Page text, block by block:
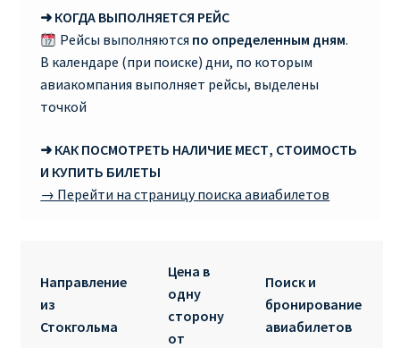
Ryanair Польша
RYANAIR ПОРТУГАЛИЯ
RYANAIR ПОСАДОЧНЫЙ ТАЛОН – BOARDING PASS
Ryanair Россия
RYANAIR ТЕЛЬ-АВИВ, ЭЙЛАТ, ИЗРАИЛЬ
Ryanair Україна из Киева, Одессы, Львова, Харькова,
➜ КОГДА ВЫПОЛНЯЕТСЯ РЕЙС
Рейсы выполняются по определенным дням.
В календаре (при поиске) дни, по которым
авиакомпания выполняет рейсы, выделены
точкой
➜ КАК ПОСМОТРЕТЬ НАЛИЧИЕ МЕСТ, СТОИМОСТЬ
И КУПИТЬ БИЛЕТЫ
→ Перейти на страницу поиска авиабилетов
Направление
из
Стокгольма
Цена в
одну
сторону
от
Поиск и
бронирование
авиабилетов